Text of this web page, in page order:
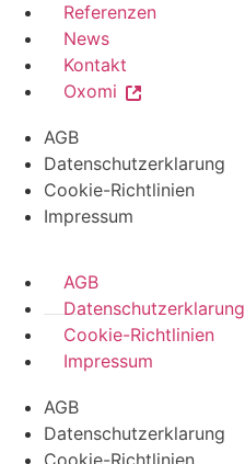
Referenzen
News
Kontakt
Oxomi
AGB
Datenschutzerklarung
Cookie-Richtlinien
Impressum
AGB
Datenschutzerklarung
Cookie-Richtlinien
Impressum
AGB
Datenschutzerklarung
Cookie-Richtlinien